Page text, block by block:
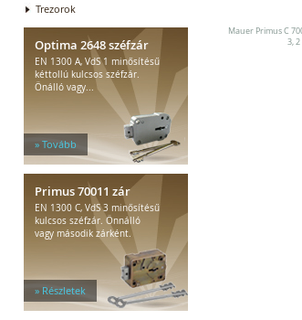
Trezorok
Optima 2648 széfzár
EN 1300 A, VdS 1 minősítésű
kéttollú kulcsos széfzár.
Önálló vagy...
» Tovább
Primus 70011 zár
EN 1300 C, VdS 3 minősítésű
kulcsos széfzár. Önnálló
vagy második zárként.
» Részletek
Mauer Primus C
3,